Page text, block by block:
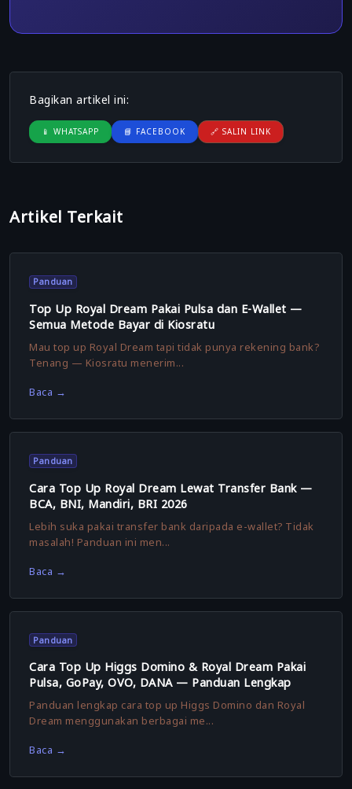
Bagikan artikel ini:
📱 WHATSAPP 📘 FACEBOOK 🔗 SALIN LINK
Artikel Terkait
Panduan
Top Up Royal Dream Pakai Pulsa dan E-Wallet —
Semua Metode Bayar di Kiosratu
Mau top up Royal Dream tapi tidak punya rekening bank?
Tenang — Kiosratu menerim...
Baca →
Panduan
Cara Top Up Royal Dream Lewat Transfer Bank —
BCA, BNI, Mandiri, BRI 2026
Lebih suka pakai transfer bank daripada e-wallet? Tidak
masalah! Panduan ini men...
Baca →
Panduan
Cara Top Up Higgs Domino & Royal Dream Pakai
Pulsa, GoPay, OVO, DANA — Panduan Lengkap
Panduan lengkap cara top up Higgs Domino dan Royal
Dream menggunakan berbagai me...
Baca →